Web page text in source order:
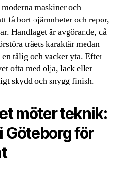
maskiner och
få bort ojämnheter och repor,
Handlaget är avgörande, då
träets karaktär medan
tålig och vacker yta. Efter
ofta med olja, lack eller
skydd och snygg finish.
möter teknik:
Göteborg för